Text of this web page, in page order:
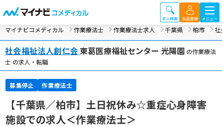
マイナビコメディカル 作業療法士 作業療法士求人 千葉県 柏市
社会福祉法人創仁会東葛医療福祉センター 光陽園 の作業療法
士 の求人・転職
募集停止 作業療法士
【千葉県／柏市】土日祝休み☆重症心身障害
施設での求人＜作業療法士＞